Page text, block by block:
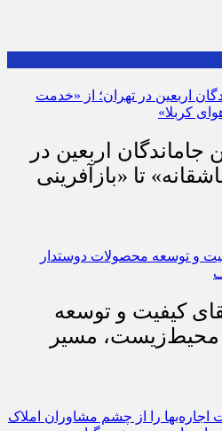
جاماندگان اربعین در
تا «بازآفرینی
کیفیت و توسعه
محیط‌زیست، مسیر